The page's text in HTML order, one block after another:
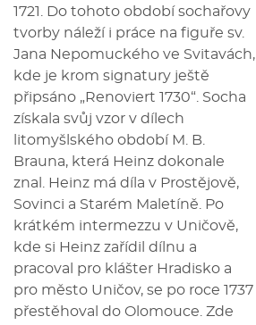
1721. Do tohoto období sochařovy
tvorby náleží i práce na figuře sv.
Jana Nepomuckého ve Svitavách,
kde je krom signatury ještě
připsáno „Renoviert 1730“. Socha
získala svůj vzor v dílech
litomyšlského období M. B.
Brauna, která Heinz dokonale
znal. Heinz má díla v Prostějově,
Sovinci a Starém Maletíně. Po
krátkém intermezzu v Uničově,
kde si Heinz zařídil dílnu a
pracoval pro klášter Hradisko a
pro město Uničov, se po roce 1737
přestěhoval do Olomouce. Zde